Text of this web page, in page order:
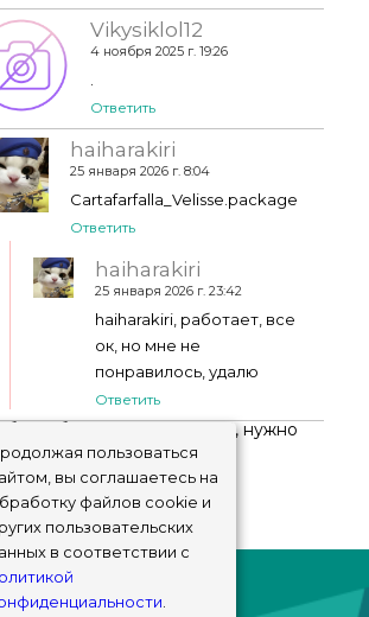
Vikysiklol12
4 ноября 2025 г. 19:26
.
Ответить
haiharakiri
25 января 2026 г. 8:04
Cartafarfalla_Velisse.package
Ответить
haiharakiri
25 января 2026 г. 23:42
haiharakiri, работает, все
ок, но мне не
понравилось, удалю
Ответить
добавить комментарий, нужно
!
пользоваться
вы соглашаетесь на
файлов cookie и
пользовательских
в соответствии с
.